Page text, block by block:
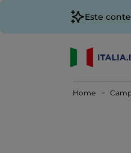
Este
Home